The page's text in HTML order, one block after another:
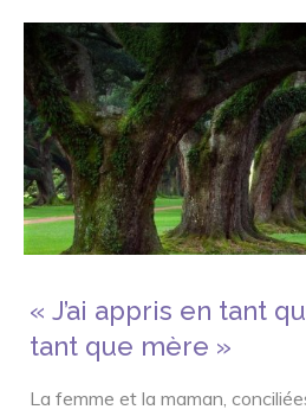
« J’ai appris en tant
tant que mère »
La femme et la maman,